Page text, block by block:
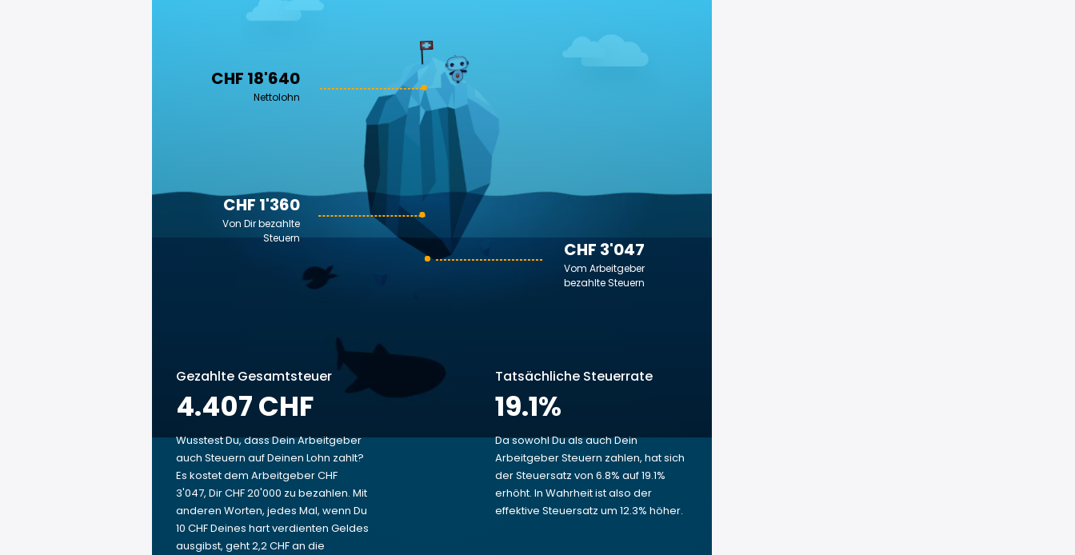
CHF 18'640
Nettolohn
CHF 3'047
Vom Arbeitgeber
bezahlte Steuern
CHF 1'360
Von Dir bezahlte
Steuern
Gezahlte Gesamtsteuer
4.407 CHF
Wusstest Du, dass Dein Arbeitgeber
auch Steuern auf Deinen Lohn zahlt?
Es kostet dem Arbeitgeber CHF
3'047, Dir CHF 20'000 zu bezahlen. Mit
anderen Worten, jedes Mal, wenn Du
10 CHF Deines hart verdienten Geldes
ausgibst, geht 2,2 CHF an die
Tatsächliche Steuerrate
19.1%
Da sowohl Du als auch Dein
Arbeitgeber Steuern zahlen, hat sich
der Steuersatz von 6.8% auf 19.1%
erhöht. In Wahrheit ist also der
effektive Steuersatz um 12.3% höher.